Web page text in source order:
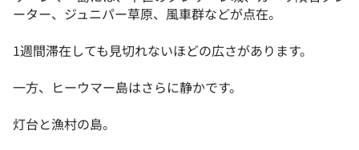
ーター、ジュニパー草原、風車群などが点在。
1週間滞在しても見切れないほどの広さがあります。
一方、ヒーウマー島はさらに静かです。
灯台と漁村の島。